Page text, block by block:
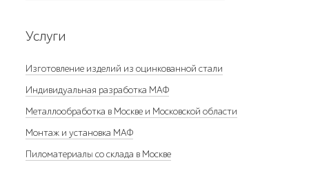
Услуги
Изготовление изделий из оцинкованной стали
Индивидуальная разработка МАФ
Металлообработка в Москве и Московской области
Монтаж и установка МАФ
Пиломатериалы со склада в Москве